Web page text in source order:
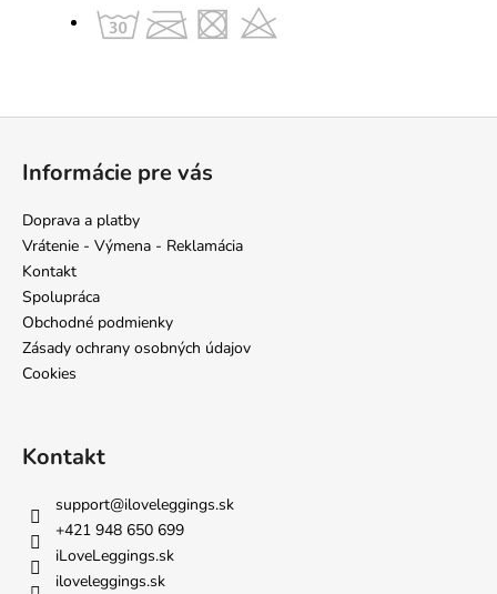
Informácie pre vás
Doprava a platby
Vrátenie - Výmena - Reklamácia
Kontakt
Spolupráca
Obchodné podmienky
Zásady ochrany osobných údajov
Cookies
Kontakt
support@iloveleggings.sk
+421 948 650 699
iLoveLeggings.sk
iloveleggings.sk